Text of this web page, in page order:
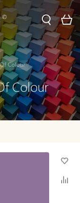
Colour
Colour